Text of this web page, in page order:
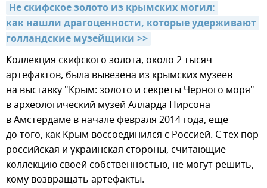
Не скифское золото из крымских могил:
как нашли драгоценности, которые удерживают
голландские музейщики >>
Коллекция скифского золота, около 2 тысяч
артефактов, была вывезена из крымских музеев
на выставку "Крым: золото и секреты Черного моря"
в археологический музей Алларда Пирсона
в Амстердаме в начале февраля 2014 года, еще
до того, как Крым воссоединился с Россией. С тех пор
российская и украинская стороны, считающие
коллекцию своей собственностью, не могут решить,
кому возвращать артефакты.